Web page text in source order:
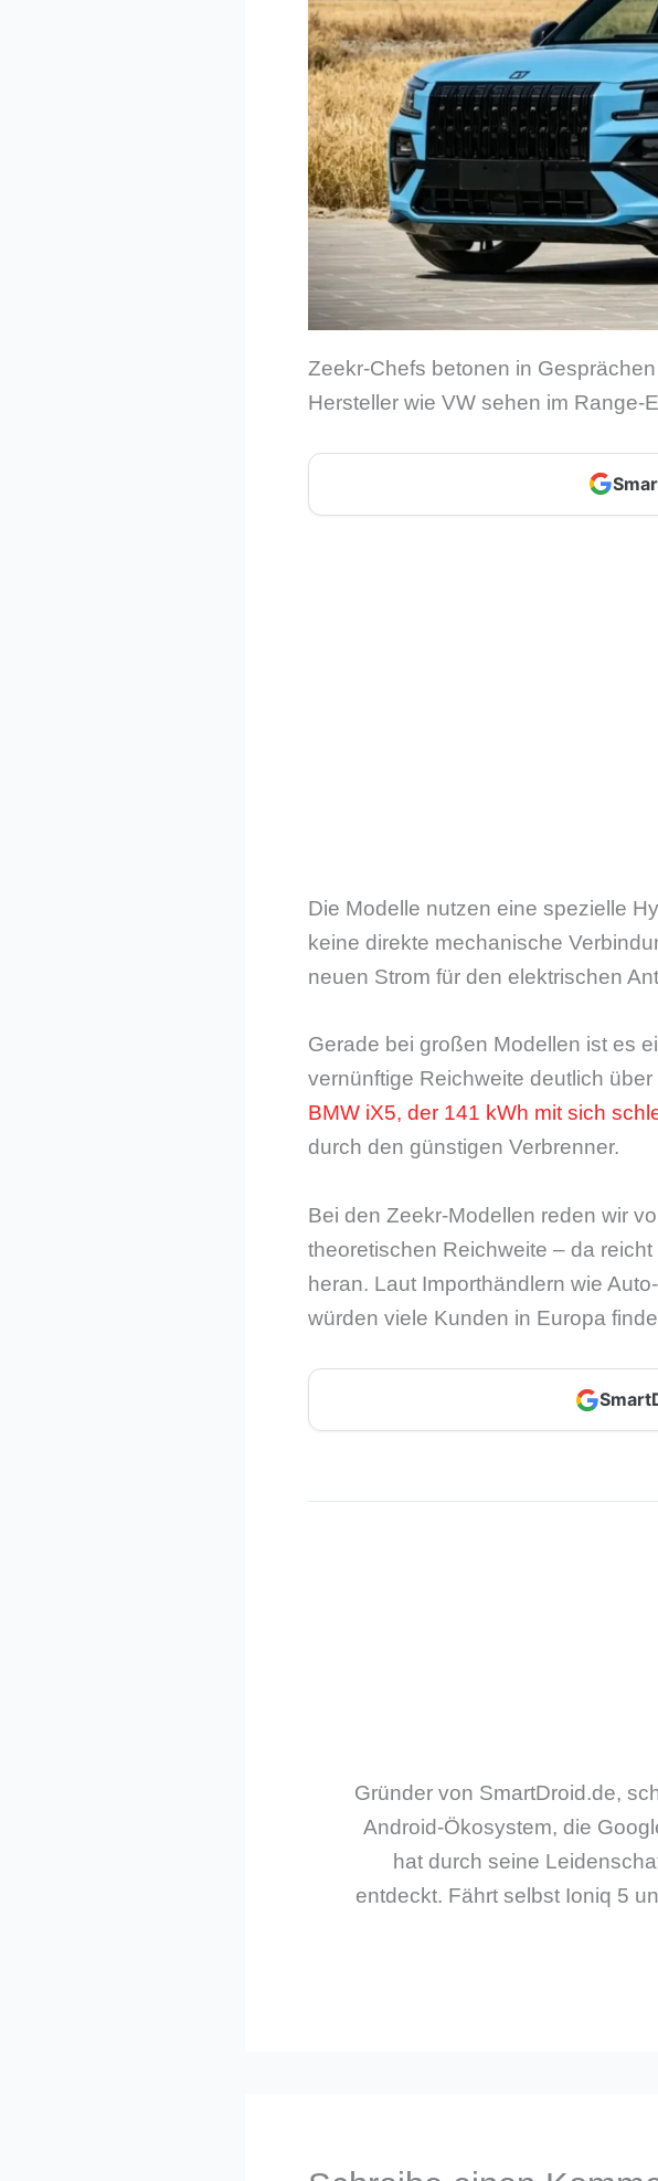
Zeekr-Chefs betonen in
Hersteller wie VW sehen im Range-
Die Modelle nutzen eine spezielle
keine direkte mechanische
neuen Strom für den elektrischen
Gerade bei großen Modellen ist es
vernünftige Reichweite deutlich
BMW iX5, der 141 kWh mit sich
durch den günstigen Verbrenner.
Bei den Zeekr-Modellen reden wir
theoretischen Reichweite – da
heran. Laut Importhändlern wie
würden viele Kunden in Europa
Gründer von SmartDroid.de,
Android-Ökosystem, die
hat durch seine
entdeckt. Fährt selbst Ioniq 5